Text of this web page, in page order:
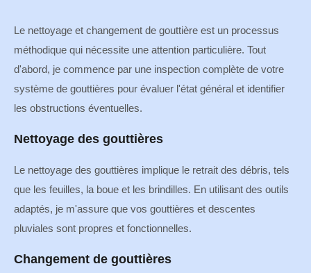
Le nettoyage et changement de gouttière est un processus
méthodique qui nécessite une attention particulière. Tout
d'abord, je commence par une inspection complète de votre
système de gouttières pour évaluer l'état général et identifier
les obstructions éventuelles.
Nettoyage des gouttières
Le nettoyage des gouttières implique le retrait des débris, tels
que les feuilles, la boue et les brindilles. En utilisant des outils
adaptés, je m'assure que vos gouttières et descentes
pluviales sont propres et fonctionnelles.
Changement de gouttières